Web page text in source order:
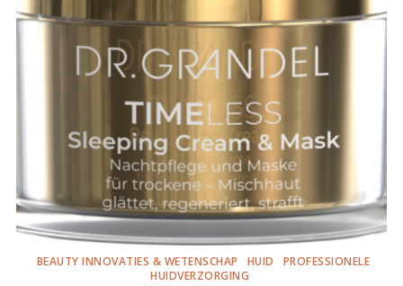
BEAUTY INNOVATIES & WETENSCHAP HUID
PROFESSIONELE
HUIDVERZORGING